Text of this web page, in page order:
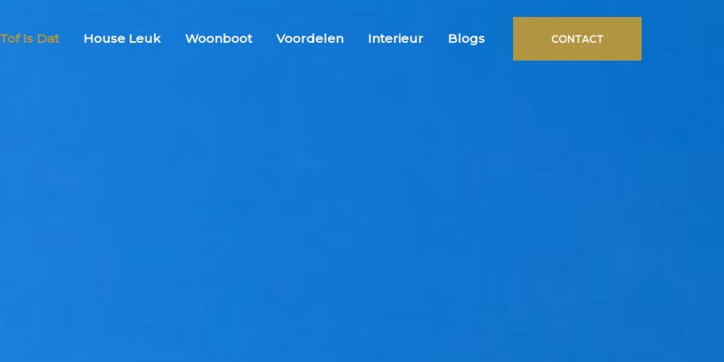
Tof Is Dat House Leuk Woonboot Voordelen Interieur Blogs CONTACT